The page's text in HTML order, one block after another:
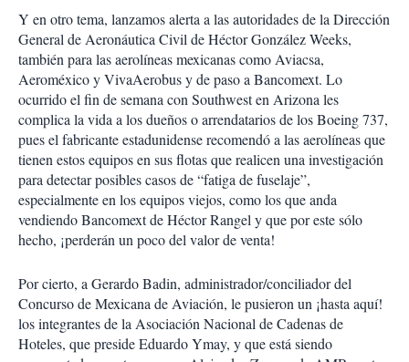
Y en otro tema, lanzamos alerta a las autoridades de la Dirección
General de Aeronáutica Civil de Héctor González Weeks,
también para las aerolíneas mexicanas como Aviacsa,
Aeroméxico y VivaAerobus y de paso a Bancomext. Lo
ocurrido el fin de semana con Southwest en Arizona les
complica la vida a los dueños o arrendatarios de los Boeing 737,
pues el fabricante estadunidense recomendó a las aerolíneas que
tienen estos equipos en sus flotas que realicen una investigación
para detectar posibles casos de “fatiga de fuselaje”,
especialmente en los equipos viejos, como los que anda
vendiendo Bancomext de Héctor Rangel y que por este sólo
hecho, ¡perderán un poco del valor de venta!
Por cierto, a Gerardo Badin, administrador/conciliador del
Concurso de Mexicana de Aviación, le pusieron un ¡hasta aquí!
los integrantes de la Asociación Nacional de Cadenas de
Hoteles, que preside Eduardo Ymay, y que está siendo